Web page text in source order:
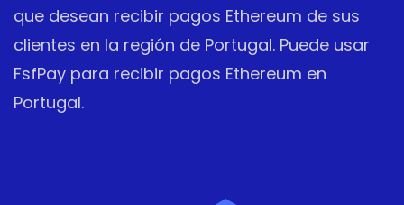
que desean recibir pagos Ethereum de sus
clientes en la región de Portugal. Puede usar
FsfPay para recibir pagos Ethereum en
Portugal.